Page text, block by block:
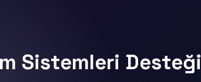
Sistemleri Desteği